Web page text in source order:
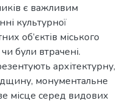
є важливим
культурної
об’єктів міського
були втрачені.
архітектурну,
монументальне
місце серед видових